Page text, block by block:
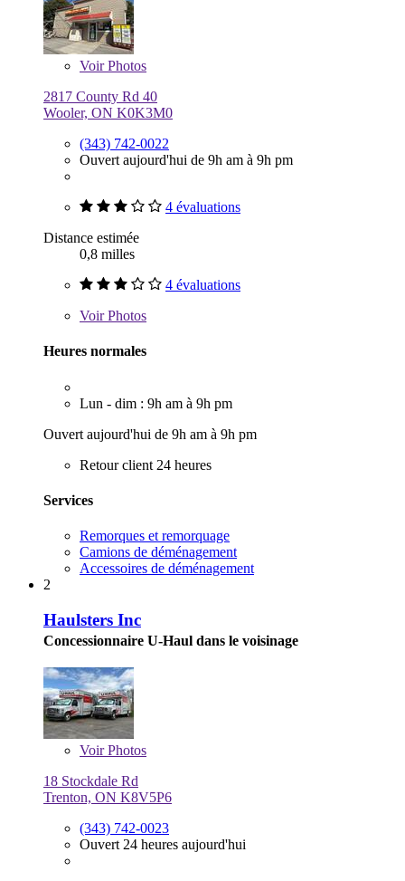
VoirPhotos
2817 County Rd 40
Wooler, ON K0K3M0
(343) 742-0022
Ouvert aujourd'hui de 9h am à 9h pm
4 évaluations
Distance estimée
0,8 milles
4 évaluations
VoirPhotos
Heures normales
Lun - dim : 9h am à 9h pm
Ouvert aujourd'hui de 9h am à 9h pm
Retour client 24 heures
Services
Remorques et remorquage
Camions de déménagement
Accessoires de déménagement
2
Haulsters Inc
Concessionnaire U-Haul dans le voisinage
VoirPhotos
18 Stockdale Rd
Trenton, ON K8V5P6
(343) 742-0023
Ouvert 24 heures aujourd'hui